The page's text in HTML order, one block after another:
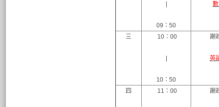
09：50
三 10：00
10：50
謝
英
四 11：00 謝